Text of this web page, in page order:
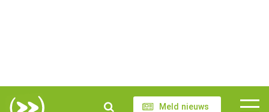
Meld nieuws